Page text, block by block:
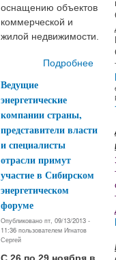
оснащению объектов
коммерческой и
жилой недвижимости.
Подробнее
Ведущие
энергетические
компании страны,
представители власти
и специалисты
отрасли примут
участие в Сибирском
энергетическом
форуме
Опубликовано пт, 09/13/2013 -
11:36 пользователем Игнатов
Сергей